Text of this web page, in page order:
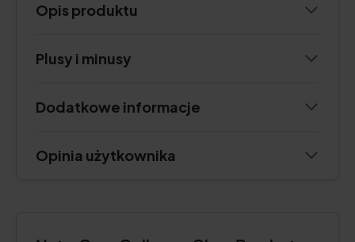
Opis produktu
Plusy i minusy
Dodatkowe informacje
Opinia użytkownika